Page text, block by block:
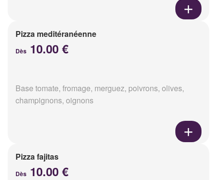
Pizza meditéranéenne
Dès 10.00 €
Base tomate, fromage, merguez, poivrons, olives,
champignons, oignons
Pizza fajitas
Dès 10.00 €